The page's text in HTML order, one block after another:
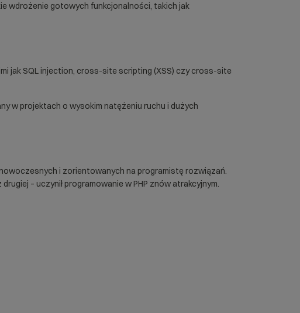
wdrożenie gotowych funkcjonalności, takich jak
jak SQL injection, cross-site scripting (XSS) czy cross-site
w projektach o wysokim natężeniu ruchu i dużych
i zorientowanych na programistę rozwiązań.
– uczynił programowanie w PHP znów atrakcyjnym.